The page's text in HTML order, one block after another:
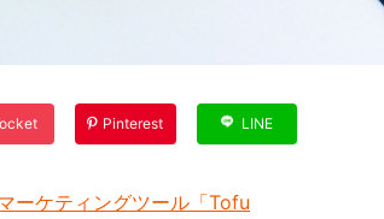
Pinterest LINE
ーケティングツール「Tofu